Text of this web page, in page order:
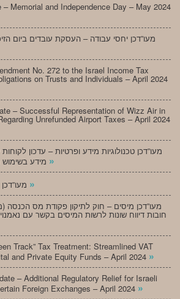
– Memorial and Independence Day – May 2024
מעו”דכן יחסי עבודה – העסקת עובדים ביום
No. 272 to the Israel Income Tax
on Trusts and Individuals – April 2024
– Successful Representation of Wizz Air in
Unrefunded Airport Taxes – April 2024
מעו”דכן טכנולוגיות מידע ופרטיות – עדכון
»
»
חובות דיווח שונות לרשות המיסים בקשר עם
Track” Tax Treatment: Streamlined VAT
and Private Equity Funds – April 2024 »
– Additional Regulatory Relief for Israeli
Foreign Exchanges – April 2024 »